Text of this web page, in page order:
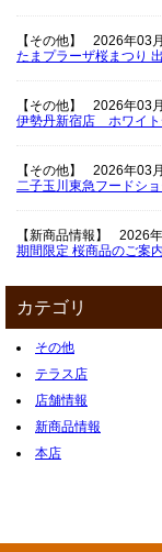
【その他】
2026年03
たまプラーザ桜まつり
【その他】
2026年03
伊勢丹新宿店 ホワイト
【その他】
2026年03
二子玉川東急フードシ
【新商品情報】
2026
期間限定 桜商品のご案内
カテゴリ
その他
テラス店
店舗情報
新商品情報
本店